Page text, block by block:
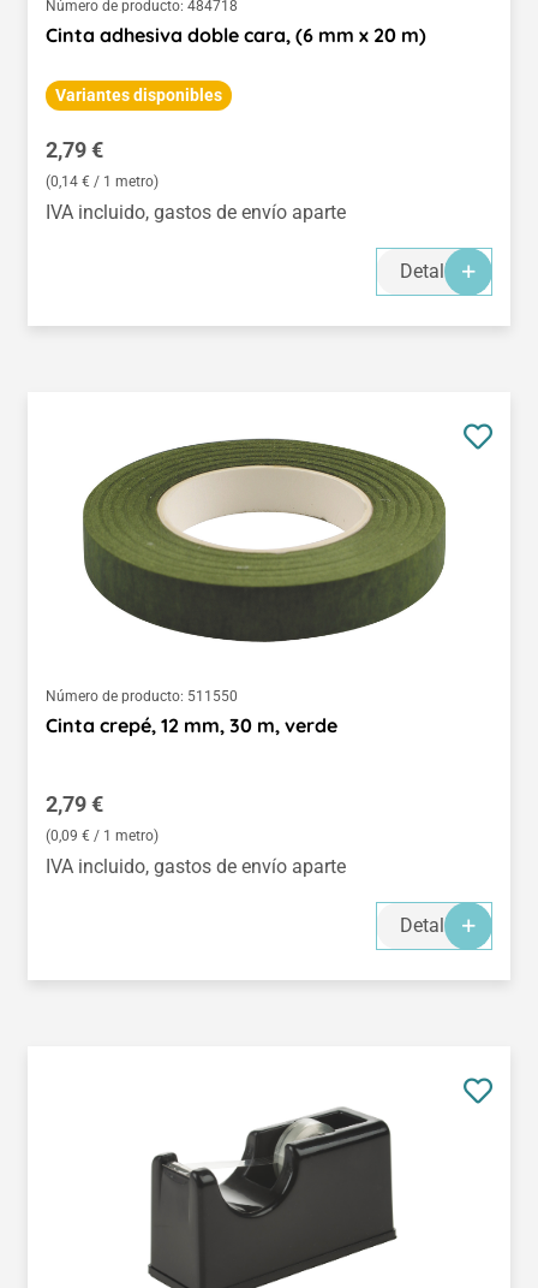
Número de producto: 484718
Cinta adhesiva doble cara, (6 mm x 20 m)
Variantes disponibles
Precio normal:
2,79 €
(0,14 € / 1 metro)
IVA incluido, gastos de envío aparte
Detalles
Número de producto: 511550
Cinta crepé, 12 mm, 30 m, verde
Precio normal:
2,79 €
(0,09 € / 1 metro)
IVA incluido, gastos de envío aparte
Detalles